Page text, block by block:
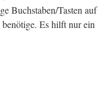
Buchstaben/Tasten auf
Es hilft nur ein